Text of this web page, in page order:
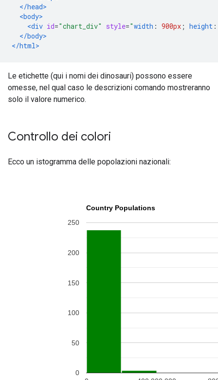
</head>
<body>
<div id="chart_div" style="width : 900px ; height :
</body>
</html>
Le etichette (qui i nomi dei dinosauri) possono essere
omesse, nel qual caso le descrizioni comando mostreranno
solo il valore numerico.
Controllo dei colori
Ecco un istogramma delle popolazioni nazionali: